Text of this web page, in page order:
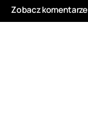
Zobacz komentarze